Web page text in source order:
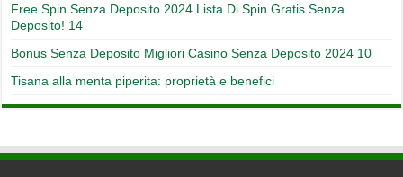
Free Spin Senza Deposito 2024 Lista Di Spin Gratis Senza
Deposito! 14
Bonus Senza Deposito Migliori Casino Senza Deposito 2024 10
Tisana alla menta piperita: proprietà e benefici